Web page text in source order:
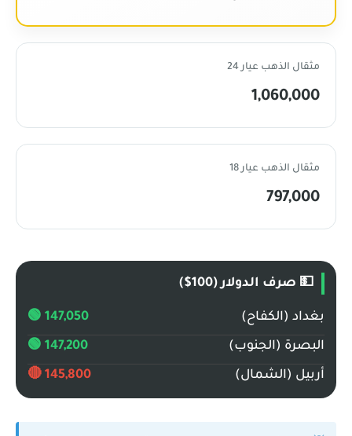
مثقال الذهب عيار 24
1,060,000
مثقال الذهب عيار 18
797,000
💵 صرف الدولار (100$)
بغداد (الكفاح) 147,050 🟢
البصرة (الجنوب) 147,200 🟢
أربيل (الشمال) 145,800 🔴